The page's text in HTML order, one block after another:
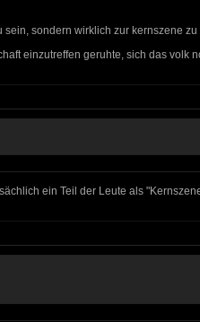
sondern wirklich zur kernszene
einzutreffen geruhte, sich das
ein Teil der Leute als